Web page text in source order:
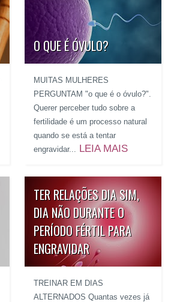
O QUE É ÓVULO?
MUITAS MULHERES
PERGUNTAM "o que é o óvulo?".
Querer perceber tudo sobre a
fertilidade é um processo natural
quando se está a tentar
engravidar... LEIA MAIS
TER RELAÇÕES DIA SIM,
DIA NÃO DURANTE O
PERÍODO FÉRTIL PARA
ENGRAVIDAR
TREINAR EM DIAS
ALTERNADOS Quantas vezes já